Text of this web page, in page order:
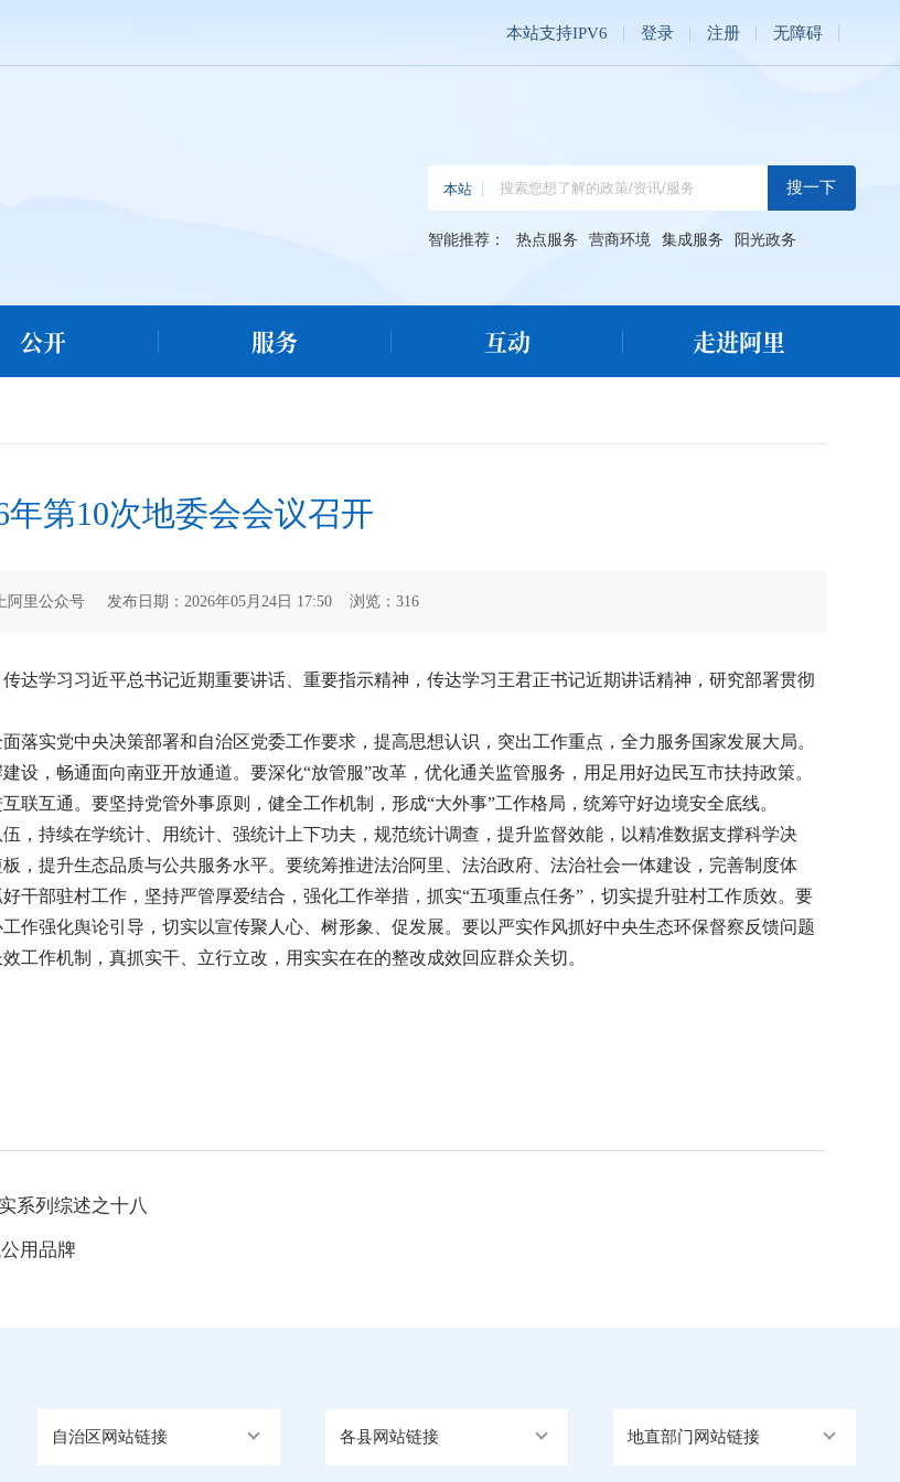
本站支持IPV6 登录 注册 无障碍
智能推荐： 热点服务 营商环境 集成服务 阳光政务
公开 服务 互动 走进阿里
年第10次地委会会议召开
阿里公众号 发布日期：2026年05月24日 17:50 浏览： 316
达学习习近平总书记近期重要讲话、重要指示精神，传达学习王君正书记近期讲话精神，研究部署贯彻
落实党中央决策部署和自治区党委工作要求，提高思想认识，突出工作重点，全力服务国家发展大局。
设，畅通面向南亚开放通道。要深化“放管服”改革，优化通关监管服务，用足用好边民互市扶持政策。
互通。要坚持党管外事原则，健全工作机制，形成“大外事”工作格局，统筹守好边境安全底线。
，持续在学统计、用统计、强统计上下功夫，规范统计调查，提升监督效能，以精准数据支撑科学决
，提升生态品质与公共服务水平。要统筹推进法治阿里、法治政府、法治社会一体建设，完善制度体
干部驻村工作，坚持严管厚爱结合，强化工作举措，抓实“五项重点任务”，切实提升驻村工作质效。要
作强化舆论引导，切实以宣传聚人心、树形象、促发展。要以严实作风抓好中央生态环保督察反馈问题
工作机制，真抓实干、立行立改，用实实在在的整改成效回应群众关切。
系列综述之十八
用品牌
自治区网站链接 各县网站链接 地直部门网站链接